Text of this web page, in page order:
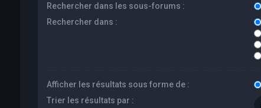
Rechercher dans les sous-forums :
Rechercher dans :
Afficher les résultats sous forme de :
Trier les résultats par :